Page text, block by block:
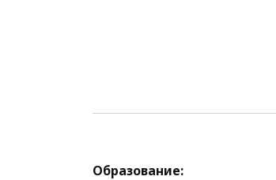
Образование: